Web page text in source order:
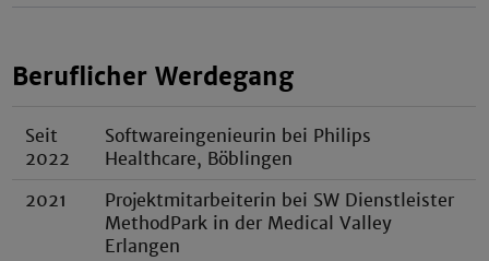
Beruflicher Werdegang
Seit
2022
Softwareingenieurin bei Philips
Healthcare, Böblingen
2021
Projektmitarbeiterin bei SW Dienstleister
MethodPark in der Medical Valley
Erlangen